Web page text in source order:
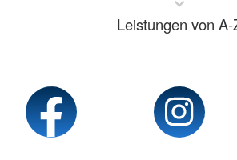
Leistungen von A-